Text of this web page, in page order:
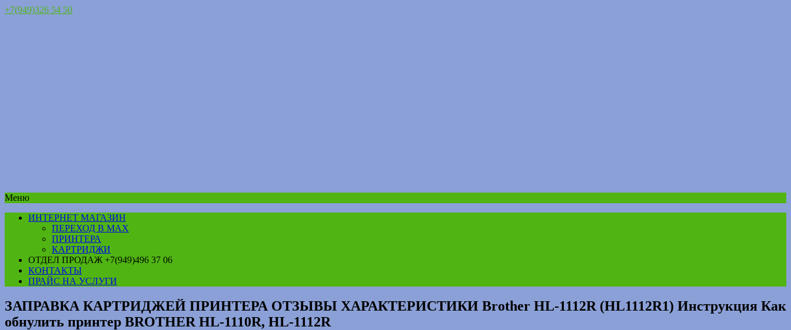
+7(949)326 54 50
Меню
ИНТЕРНЕТ МАГАЗИН
ПЕРЕХОД В MAX
ПРИНТЕРА
КАРТРИДЖИ
ОТДЕЛ ПРОДАЖ +7(949)496 37 06
КОНТАКТЫ
ПРАЙС НА УСЛУГИ
ЗАПРАВКА КАРТРИДЖЕЙ ПРИНТЕРА ОТЗЫВЫ ХАРАКТЕРИСТИКИ Brother HL-1112R (HL1112R1) Инструкция Как
обнулить принтер BROTHER HL-1110R, HL-1112R